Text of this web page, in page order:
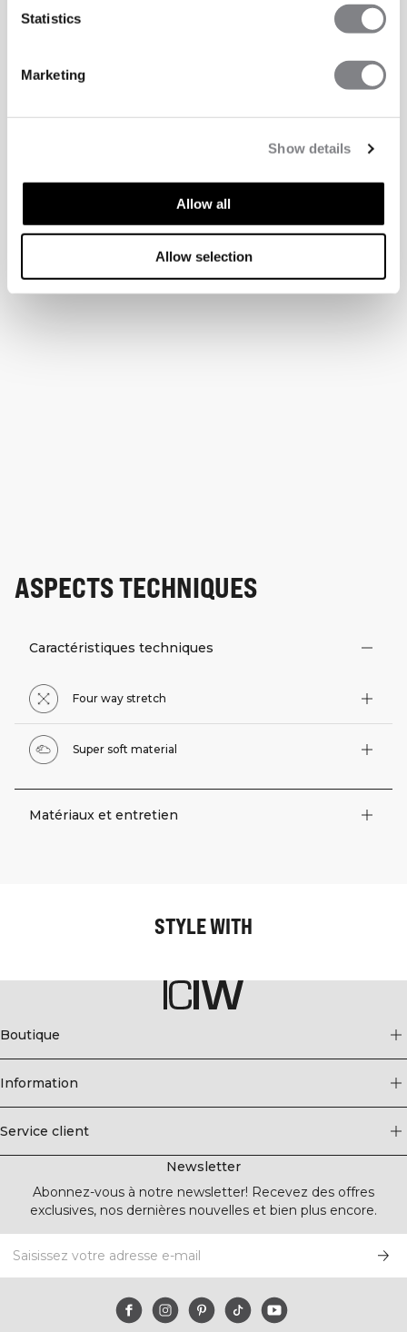
Statistics
Marketing
Show details
Allow all
Allow selection
ASPECTS TECHNIQUES
Caractéristiques techniques
Four way stretch
Super soft material
Matériaux et entretien
STYLE WITH
Boutique
Information
Service client
Newsletter
Abonnez-vous à notre newsletter! Recevez des offres
exclusives, nos dernières nouvelles et bien plus encore.